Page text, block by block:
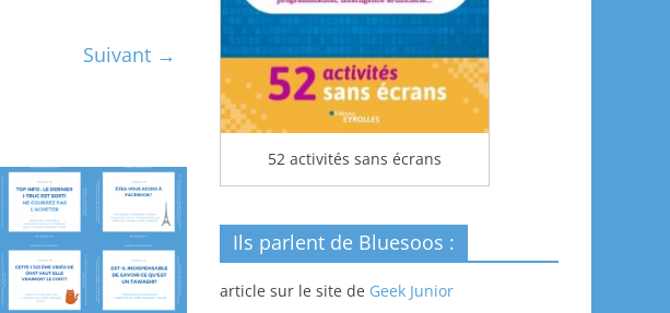
Suivant →
52 activités sans écrans
Ils parlent de Bluesoos :
article sur le site de Geek Junior